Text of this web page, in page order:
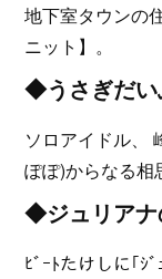
地下室タウンの
ニット】。
◆うさぎだい
ソロアイドル、
ぽぽ)からなる相
◆ジュリアナ
ﾋﾞｰﾄたけしに｢ｼ